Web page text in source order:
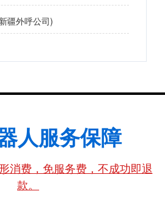
疆外呼公司)
人服务保障
消费，免服务费，不成功即退
款。